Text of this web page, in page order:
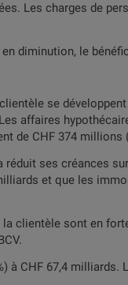
Les charges de
diminution, le
se
affaires
de CHF 374 millions
ses créances
et que les
clientèle sont en
CHF 67,4 milliards.